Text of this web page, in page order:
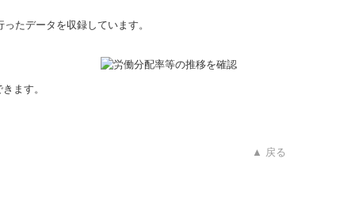
たデータを収録しています。
ます。
▲ 戻る